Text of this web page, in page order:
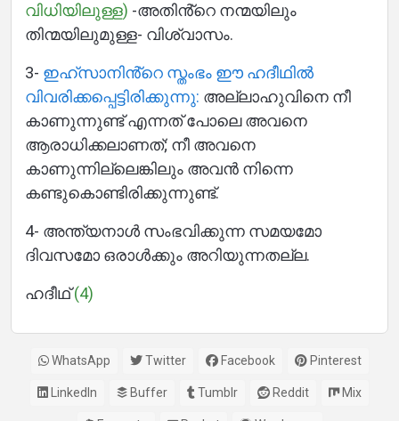
വിധിയിലുള്ള) -അതിൻ്റെ നന്മയിലും
തിന്മയിലുമുള്ള- വിശ്വാസം.
3- ഇഹ്സാനിൻ്റെ സ്തംഭം ഈ ഹദീഥിൽ
വിവരിക്കപ്പെട്ടിരിക്കുന്നു: അല്ലാഹുവിനെ നീ
കാണുന്നുണ്ട് എന്നത് പോലെ അവനെ
ആരാധിക്കലാണത്; നീ അവനെ
കാണുന്നില്ലെങ്കിലും അവൻ നിന്നെ
കണ്ടുകൊണ്ടിരിക്കുന്നുണ്ട്.
4- അന്ത്യനാൾ സംഭവിക്കുന്ന സമയമോ
ദിവസമോ ഒരാൾക്കും അറിയുന്നതല്ല.
ഹദീഥ്(4)
WhatsApp Twitter Facebook Pinterest
LinkedIn Buffer Tumblr Reddit Mix